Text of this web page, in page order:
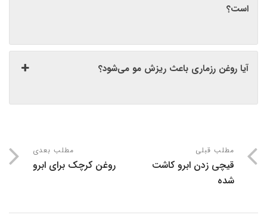
است؟
آیا روغن رزماری باعث ریزش مو می‌شود؟
مطلب قبلی
قیچی زدن ابرو کاشت
شده
مطلب بعدی
روغن کرچک برای ابرو